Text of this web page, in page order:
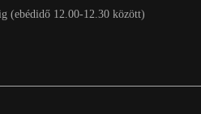
(ebédidő 12.00-12.30 között)